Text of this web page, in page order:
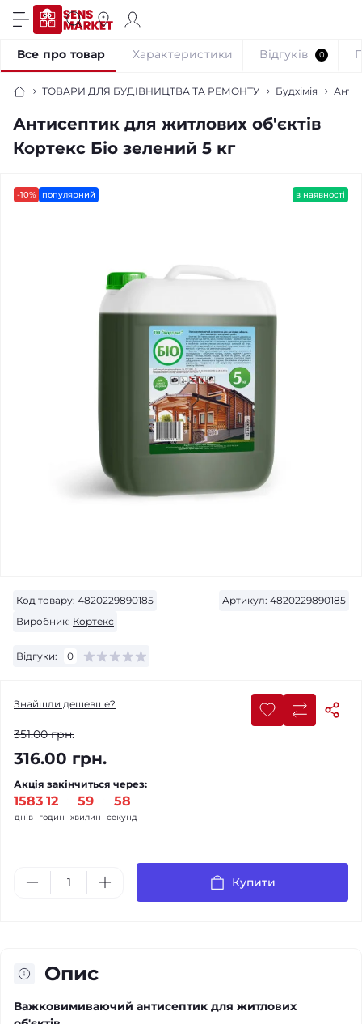
ТОВАРИ ДЛЯ БУДІВНИЦТВА ТА РЕМОНТУ Будхімія
Антисептик для житлових об'єктів
Кортекс Біо зелений 5 кг
Все про товар Характеристики Відгуків 0
-10% популярний в наявності
Код товару: 4820229890185 Артикул: 4820229890185
Виробник: Кортекс
Відгуки: 0
Знайшли дешевше?
351.00 грн.
316.00 грн.
Акція закінчиться через:
1583
днів
12
годин
59
хвилин
58
секунд
Купити
Опис
Важковимиваючий антисептик для житлових